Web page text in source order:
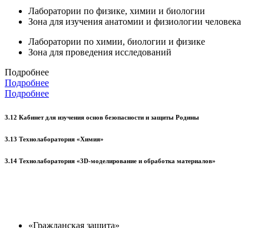
Лаборатории по физике, химии и биологии
Зона для изучения анатомии и физиологии человека
Лаборатории по химии, биологии и физике
Зона для проведения исследований
Подробнее
Подробнее
Подробнее
3.12 Кабинет для изучения основ безопасности и защиты Родины
3.13 Технолаборатория «Химия»
3.14 Технолаборатория «3D-моделирование и обработка материалов»
«Гражданская защита»